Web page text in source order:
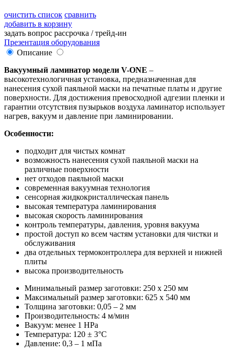
очистить список сравнить
добавить в корзину
задать вопрос рассрочка / трейд-ин
Презентация оборудования
Описание
Вакуумный ламинатор модели V-ONE –
высокотехнологичная установка, предназначенная для
нанесения сухой паяльной маски на печатные платы и другие
поверхности. Для достижения превосходной адгезии пленки и
гарантии отсутствия пузырьков воздуха ламинатор использует
нагрев, вакуум и давление при ламинировании.
Особенности:
подходит для чистых комнат
возможность нанесения сухой паяльной маски на
различные поверхности
нет отходов паяльной маски
современная вакуумная технология
сенсорная жидкокристаллическая панель
высокая температура ламинирования
высокая скорость ламинирования
контроль температуры, давления, уровня вакуума
простой доступ ко всем частям установки для чистки и
обслуживания
два отдельных термоконтроллера для верхней и нижней
плиты
высока производительность
Минимальный размер заготовки: 250 х 250 мм
Максимальный размер заготовки: 625 х 540 мм
Толщина заготовки: 0,05 – 2 мм
Производительность: 4 м/мин
Вакуум: менее 1 HPa
Температура: 120 ± 3°С
Давление: 0,3 – 1 мПа